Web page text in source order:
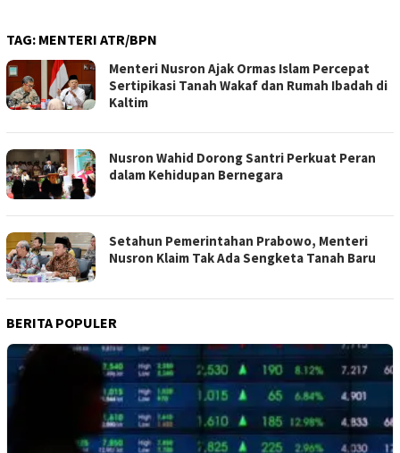
TAG: MENTERI ATR/BPN
Menteri Nusron Ajak Ormas Islam Percepat
Sertipikasi Tanah Wakaf dan Rumah Ibadah di
Kaltim
Nusron Wahid Dorong Santri Perkuat Peran
dalam Kehidupan Bernegara
Setahun Pemerintahan Prabowo, Menteri
Nusron Klaim Tak Ada Sengketa Tanah Baru
BERITA POPULER